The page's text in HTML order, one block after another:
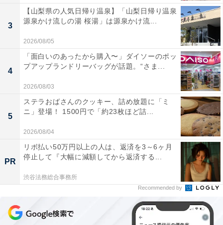
いもの部
Amazonのセール商品から売れ筋ランキングまで、毎日のお買いも
のがもっと楽しく、もっとお得になる情報をお届け。編集部員によ
る独自レビューなど、ここでしか手に入らない情報も満載です。
...続きを読む
こちらもおすすめ
【楽天トラベルセール】兵庫県「湯村温泉 とみ
や」が今だけ特別価格に！ 天神山の麓の高台に
3
【山梨県の人気日帰り温泉】「山梨日帰り温泉
源泉かけ流しの湯 桜湯」は源泉かけ流...
2026/08/05
4
「面白いのあったから購入〜」ダイソーのポッ
プアップランドリーバッグが話題。“さま...
2026/08/03
5
ステラおばさんのクッキー、詰め放題に「ミ
ニ」登場！ 1500円で「約23枚ほど詰...
2026/08/04
PR
リボ払い50万円以上の人は、返済を3～6ヶ月
停止して『大幅に減額してから返済する...
渋谷法務総合事務所
Recommended by